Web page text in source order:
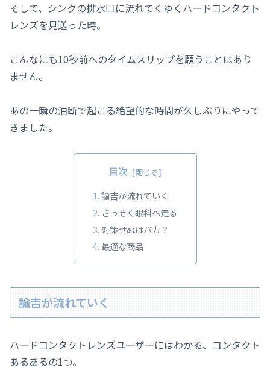
そして、シンクの排水口に流れてくゆくハードコンタクト
レンズを見送った時。
こんなにも10秒前へのタイムスリップを願うことはあり
ません。
あの一瞬の油断で起こる絶望的な時間が久しぶりにやって
きました。
目次
諭吉が流れていく
さっそく眼科へ走る
対策せぬはバカ？
最適な商品
諭吉が流れていく
ハードコンタクトレンズユーザーにはわかる、コンタクト
あるあるの1つ。